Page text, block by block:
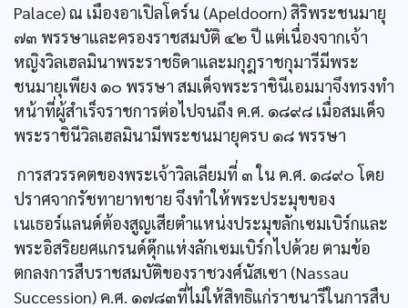
Palace) ณ เมืองอาเปิลโดร์น (Apeldoorn) สิริพระชนมายุ
๗๓ พรรษาและครองราชสมบัติ ๔๒ ปี แต่เนื่องจากเจ้า
หญิงวิลเฮลมินาพระราชธิดาและมกุฎราชกุมารีมีพระ
ชนมายุเพียง ๑๐ พรรษา สมเด็จพระราชินีเอมมาจึงทรงทำ
หน้าที่ผู้สำเร็จราชการต่อไปจนถึง ค.ศ. ๑๘๙๘ เมื่อสมเด็จ
พระราชินีวิลเฮลมินามีพระชนมายุครบ ๑๘ พรรษา
การสวรรคตของพระเจ้าวิลเลียมที่ ๓ ใน ค.ศ. ๑๘๙๐ โดย
ปราศจากรัชทายาทชาย จึงทำให้พระประมุขของ
เนเธอร์แลนด์ต้องสูญเสียตำแหน่งประมุขลักเซมเบิร์กและ
พระอิสริยยศแกรนด์ดุ๊กแห่งลักเซมเบิร์กไปด้วย ตามข้อ
ตกลงการสืบราชสมบัติของราชวงศ์นัสเซา (Nassau
Succession) ค.ศ. ๑๗๘๓ที่ไม่ให้สิทธิแก่ราชนารีในการสืบ